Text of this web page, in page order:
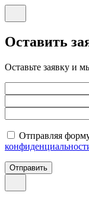
Оставить
Оставьте заявку и
Отправляя
Отправить